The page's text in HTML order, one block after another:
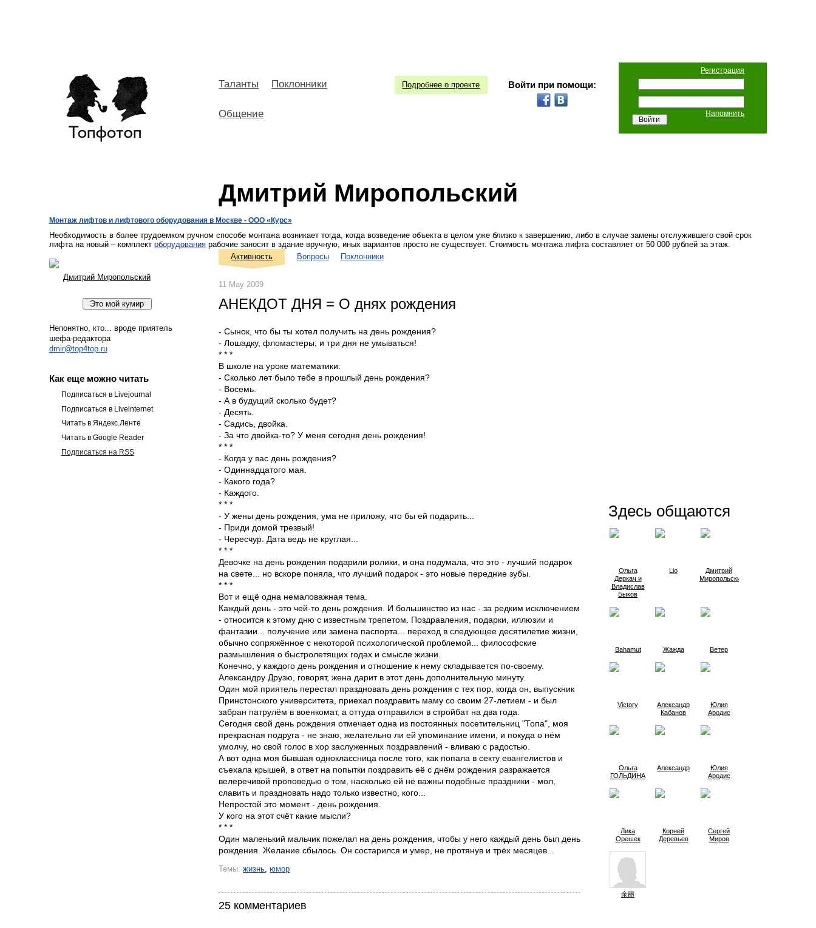
Регистрация
Напомнить
Войти при помощи:
Подробнее о проекте
Таланты Поклонники
Общение
Дмитрий Миропольский
Монтаж лифтов и лифтового оборудования в Москве - ООО «Курс»
Необходимость в более трудоемком ручном способе монтажа возникает тогда, когда возведение объекта в целом уже близко к завершению, либо в случае замены отслужившего свой срок
лифта на новый – комплект оборудованиярабочие заносят в здание вручную, иных вариантов просто не существует. Стоимость монтажа лифта составляет от 50 000 рублей за этаж.
Дмитрий Миропольский
Непонятно, кто... вроде приятель
шефа-редактора
dmir@top4top.ru
Как еще можно читать
Подписаться в Livejournal
Подписаться в Liveinternet
Читать в Яндекс.Ленте
Читать в Google Reader
Подписаться на RSS
Активность Вопросы Поклонники
11 May 2009
АНЕКДОТ ДНЯ = О днях рождения
- Сынок, что бы ты хотел получить на день рождения?
- Лошадку, фломастеры, и три дня не умываться!
* * *
В школе на уроке математики:
- Сколько лет было тебе в прошлый день рождения?
- Восемь.
- А в будущий сколько будет?
- Десять.
- Садись, двойка.
- За что двойка-то? У меня сегодня день рождения!
* * *
- Когда у вас день рождения?
- Одиннадцатого мая.
- Какого года?
- Каждого.
* * *
- У жены день рождения, ума не приложу, что бы ей подарить...
- Приди домой трезвый!
- Чересчур. Дата ведь не круглая...
* * *
Девочке на день рождения подарили ролики, и она подумала, что это - лучший подарок
на свете... но вскоре поняла, что лучший подарок - это новые передние зубы.
* * *
Вот и ещё одна немаловажная тема.
Каждый день - это чей-то день рождения. И большинство из нас - за редким исключением
- относится к этому дню с известным трепетом. Поздравления, подарки, иллюзии и
фантазии... получение или замена паспорта... переход в следующее десятилетие жизни,
обычно сопряжённое с некоторой психологической проблемой... философские
размышления о быстролетящих годах и смысле жизни.
Конечно, у каждого день рождения и отношение к нему складывается по-своему.
Александру Друзю, говорят, жена дарит в этот день дополнительную минуту.
Один мой приятель перестал праздновать день рождения с тех пор, когда он, выпускник
Принстонского университета, приехал поздравить маму со своим 27-летием - и был
забран патрулём в военкомат, а оттуда отправился в стройбат на два года.
Сегодня свой день рождения отмечает одна из постоянных посетительниц "Топа", моя
прекрасная подруга - не знаю, желательно ли ей упоминание имени, и покуда о нём
умолчу, но свой голос в хор заслуженных поздравлений - вливаю с радостью.
А вот одна моя бывшая одноклассница после того, как попала в секту евангелистов и
съехала крышей, в ответ на попытки поздравить её с днём рождения разражается
велеречивой проповедью о том, насколько ей не важны подобные праздники - мол,
славить и праздновать надо только известно, кого...
Непростой это момент - день рождения.
У кого на этот счёт какие мысли?
* * *
Один маленький мальчик пожелал на день рождения, чтобы у него каждый день был день
рождения. Желание сбылось. Он состарился и умер, не протянув и трёх месяцев...
Темы: жизнь юмор
25 комментариев
Здесь общаются
Ольга
Деркач и
Владислав
Быков
Lio
Дмитрий
Миропольский
Bahamut Жажда Ветер
Victory
Александр
Кабанов
Юлия
Ародис
Oльга
ГОЛЬДИНА
Александр
Юлия
Ародис
Лика
Орешек
Корней
Деревьев
Сергей
Миров
余丽